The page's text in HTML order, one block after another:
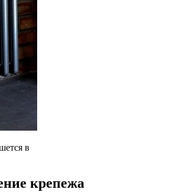
в
крепежа